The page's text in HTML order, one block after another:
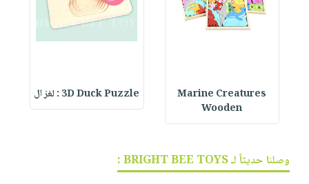
Marine Creatures
Wooden
3D Duck Puzzle : لغز ال
وصلنا حديثاً لـ BRIGHT BEE TOYS :